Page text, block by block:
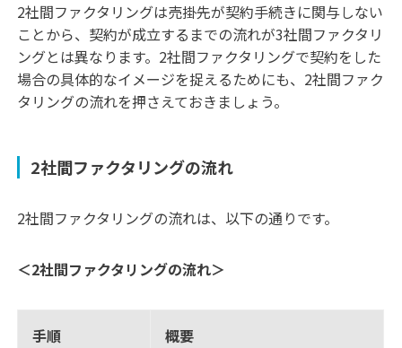
2社間ファクタリングは売掛先が契約手続きに関与しない
ことから、契約が成立するまでの流れが3社間ファクタリ
ングとは異なります。2社間ファクタリングで契約をした
場合の具体的なイメージを捉えるためにも、2社間ファク
タリングの流れを押さえておきましょう。
2社間ファクタリングの流れ
2社間ファクタリングの流れは、以下の通りです。
＜2社間ファクタリングの流れ＞
手順 概要